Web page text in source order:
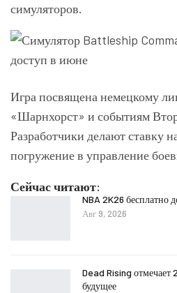
симуляторов.
Игра посвящена немецкому
«Шарнхорст» и событиям
Разработчики делают ставку
погружение в управление
Сейчас читают:
NBA 2K26 бесплатно
Авг 9, 2026
Dead Rising отмечает
будущее